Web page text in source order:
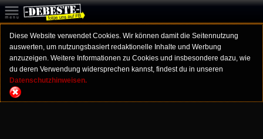
Diese Website verwendet Cookies. Wir können damit die Seitennutzung
auswerten, um nutzungsbasiert redaktionelle Inhalte und Werbung
anzuzeigen. Weitere Informationen zu Cookies und insbesondere dazu, wie
du deren Verwendung widersprechen kannst, findest du in unseren
Datenschutzhinweisen.